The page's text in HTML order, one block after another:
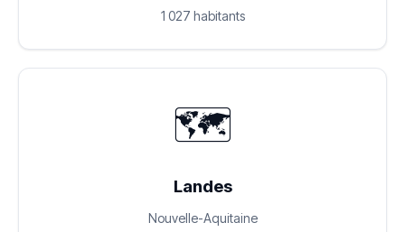
1 027 habitants
🗺️
Landes
Nouvelle-Aquitaine